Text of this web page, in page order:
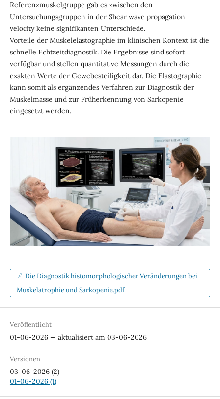
Referenzmuskelgruppe gab es zwischen den
Untersuchungsgruppen in der Shear wave propagation
velocity keine signifikanten Unterschiede.
Vorteile der Muskelelastographie im klinischen Kontext ist die
schnelle Echtzeitdiagnostik. Die Ergebnisse sind sofort
verfügbar und stellen quantitative Messungen durch die
exakten Werte der Gewebesteifigkeit dar. Die Elastographie
kann somit als ergänzendes Verfahren zur Diagnostik der
Muskelmasse und zur Früherkennung von Sarkopenie
eingesetzt werden.
Die Diagnostik histomorphologischer Veränderungen bei
Muskelatrophie und Sarkopenie.pdf
Veröffentlicht
01-06-2026 — aktualisiert am 03-06-2026
Versionen
03-06-2026 (2)
01-06-2026 (1)